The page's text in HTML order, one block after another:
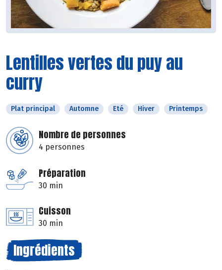
Lentilles vertes du puy au
curry
Plat principal Automne Eté Hiver Printemps
Nombre de personnes
4 personnes
Préparation
30 min
Cuisson
30 min
Ingrédients